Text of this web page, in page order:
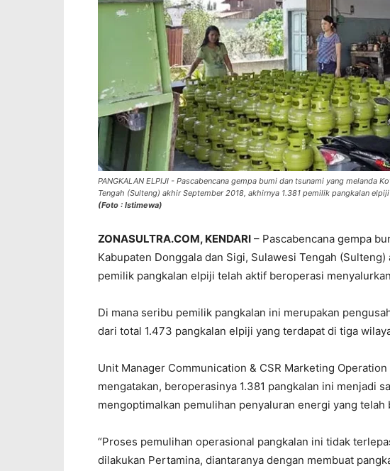
PANGKALAN ELPIJI - Pascabencana gempa bumi dan tsunami yang melanda
Tengah (Sulteng) akhir September 2018, akhirnya 1.381 pemilik pangkalan
(Foto : Istimewa)
ZONASULTRA.COM, KENDARI – Pascabencana gempa
Kabupaten Donggala dan Sigi, Sulawesi Tengah
pemilik pangkalan elpiji telah aktif beroperasi
Di mana seribu pemilik pangkalan ini merupakan
dari total 1.473 pangkalan elpiji yang terdapat di tiga
Unit Manager Communication & CSR Marketing
mengatakan, beroperasinya 1.381 pangkalan ini menjadi
mengoptimalkan pemulihan penyaluran energi yang telah
“Proses pemulihan operasional pangkalan ini tidak
dilakukan Pertamina, diantaranya dengan membuat